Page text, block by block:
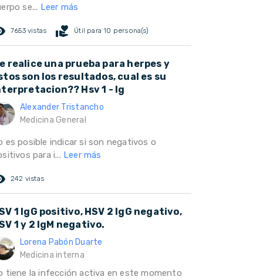
se... Leer más
7653 vistas volunteer_activism Útil para 10 persona(s)
realice una prueba para herpes y
son los resultados, cual es su
Hsv 1 - Ig
Alexander Tristancho
Medicina General
es posible indicar si son negativos o
para i... Leer más
242 vistas
1 IgG positivo, HSV 2 IgG negativo,
1 y 2 IgM negativo.
Lorena Pabón Duarte
Medicina interna
tiene la infección activa en este momento